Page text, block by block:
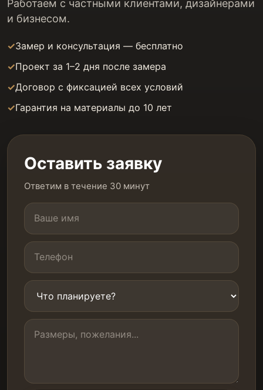
Работаем с частными клиентами, дизайнерами
и бизнесом.
Замер и консультация — бесплатно
Проект за 1–2 дня после замера
Договор с фиксацией всех условий
Гарантия на материалы до 10 лет
Оставить заявку
Ответим в течение 30 минут